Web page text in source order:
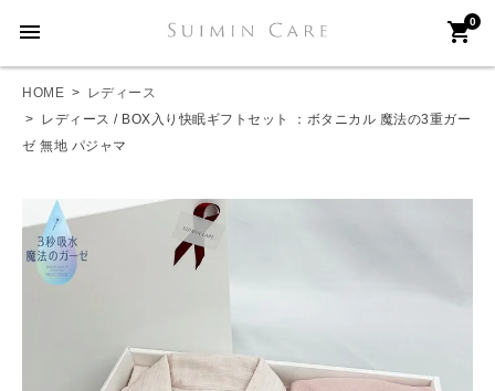
menu 0
shopping_cart
HOME
レディース
レディース / BOX入り快眠ギフトセット ：ボタニカル 魔法の3重ガー
ゼ 無地 パジャマ